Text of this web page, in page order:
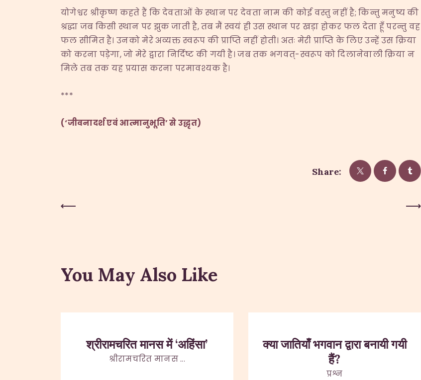
योगेश्वर श्रीकृष्ण कहते हैं कि देवताओं के स्थान पर देवता नाम की कोई वस्तु नहीं है; किन्तु मनुष्य की
श्रद्धा जब किसी स्थान पर झुक जाती है, तब मैं स्वयं ही उस स्थान पर खड़ा होकर फल देता हूँ परन्तु वह
फल सीमित है। उनको मेरे अव्यक्त स्वरूप की प्राप्ति नहीं होती। अतः मेरी प्राप्ति के लिए उन्हें उस क्रिया
को करना पड़ेगा, जो मेरे द्वारा निर्दिष्ट की गयी है। जब तक भगवत्-स्वरूप को दिलानेवाली क्रिया न
मिले तब तक यह प्रयास करना परमावश्यक है।
***
(‘जीवनादर्श एवं आत्मानुभूति’ से उद्धृत)
Share:
Post
You May Also Like
श्रीरामचरित मानस में ‘अहिंसा’
श्रीरामचरित मानस ...
क्या जातियाँ भगवान द्वारा बनायी गयी
हैं?
प्रश्न